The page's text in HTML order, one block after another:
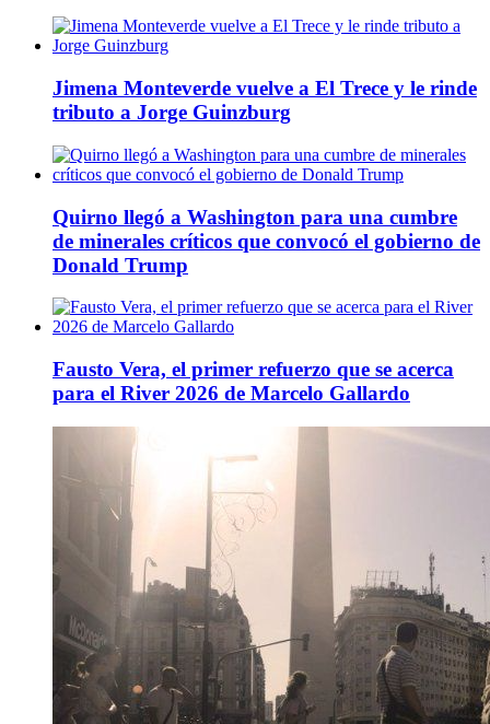
Jimena Monteverde vuelve a El Trece y le rinde
tributo a Jorge Guinzburg
Quirno llegó a Washington para una cumbre
de minerales críticos que convocó el gobierno de
Donald Trump
Fausto Vera, el primer refuerzo que se acerca
para el River 2026 de Marcelo Gallardo